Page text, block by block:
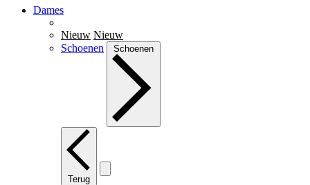
Dames
Nieuw Nieuw
Schoenen
Schoenen
Terug